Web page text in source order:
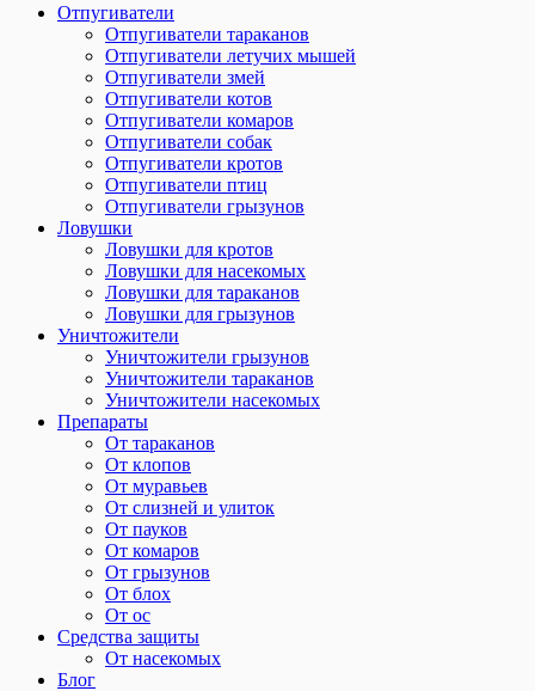
Отпугиватели
Отпугиватели тараканов
Отпугиватели летучих мышей
Отпугиватели змей
Отпугиватели котов
Отпугиватели комаров
Отпугиватели собак
Отпугиватели кротов
Отпугиватели птиц
Отпугиватели грызунов
Ловушки
Ловушки для кротов
Ловушки для насекомых
Ловушки для тараканов
Ловушки для грызунов
Уничтожители
Уничтожители грызунов
Уничтожители тараканов
Уничтожители насекомых
Препараты
От тараканов
От клопов
От муравьев
От слизней и улиток
От пауков
От комаров
От грызунов
От блох
От ос
Средства защиты
От насекомых
Блог